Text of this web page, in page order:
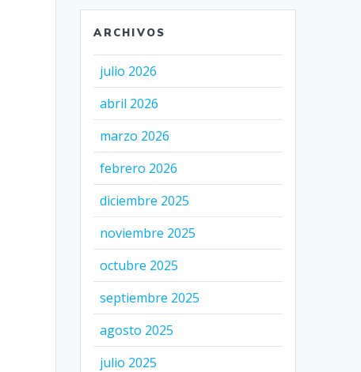
ARCHIVOS
julio 2026
abril 2026
marzo 2026
febrero 2026
diciembre 2025
noviembre 2025
octubre 2025
septiembre 2025
agosto 2025
julio 2025